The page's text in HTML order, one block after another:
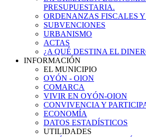
PRESUPUESTARIA.
ORDENANZAS FISCALES
SUBVENCIONES
URBANISMO
ACTAS
¿A QUÉ DESTINA EL
INFORMACIÓN
EL MUNICIPIO
OYÓN - OION
COMARCA
VIVIR EN OYÓN-OION
CONVIVENCIA Y
ECONOMÍA
DATOS ESTADÍSTICOS
UTILIDADES